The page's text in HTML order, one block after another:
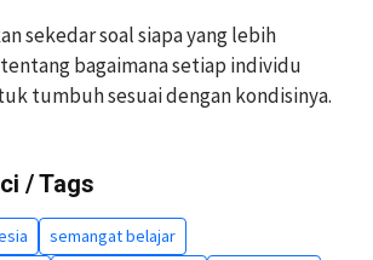
sekedar soal siapa yang lebih
bagaimana setiap individu
tumbuh sesuai dengan kondisinya.
/ Tags
semangat belajar